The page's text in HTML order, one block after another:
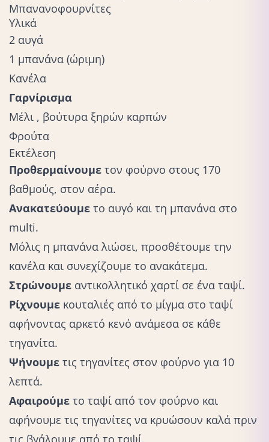
Μπανανοφουρνίτες
Υλικά
2 αυγά
1 μπανάνα (ώριμη)
Κανέλα
Γαρνίρισμα
Μέλι , βούτυρα ξηρών καρπών
Φρούτα
Εκτέλεση
Προθερμαίνουμε τον φούρνο στους 170
βαθμούς, στον αέρα.
Ανακατεύουμε το αυγό και τη μπανάνα στο
multi.
Μόλις η μπανάνα λιώσει, προσθέτουμε την
κανέλα και συνεχίζουμε το ανακάτεμα.
Στρώνουμε αντικολλητικό χαρτί σε ένα ταψί.
Ρίχνουμε κουταλιές από το μίγμα στο ταψί
αφήνοντας αρκετό κενό ανάμεσα σε κάθε
τηγανίτα.
Ψήνουμε τις τηγανίτες στον φούρνο για 10
λεπτά.
Αφαιρούμε το ταψί από τον φούρνο και
αφήνουμε τις τηγανίτες να κρυώσουν καλά πριν
τις βγάλουμε από το ταψί.